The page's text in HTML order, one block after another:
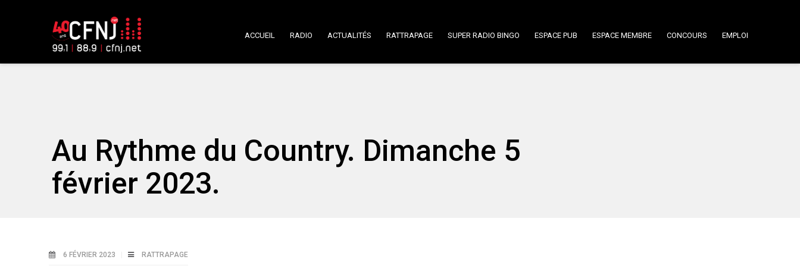
ACCUEIL RADIO ACTUALITÉS RATTRAPAGE SUPER RADIO BINGO ESPACE PUB ESPACE MEMBRE CONCOURS EMPLOI
Au Rythme du Country. Dimanche 5
février 2023.
6 FÉVRIER 2023 RATTRAPAGE